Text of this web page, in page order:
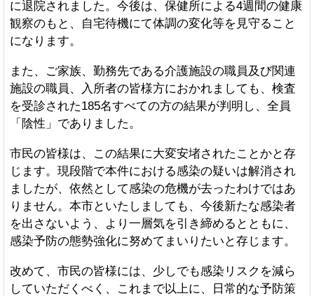
に退院されました。今後は、保健所による4週間の健康
観察のもと、自宅待機にて体調の変化等を見守ること
になります。
また、ご家族、勤務先である介護施設の職員及び関連
施設の職員、入所者の皆様方におかれましても、検査
を受診された185名すべての方の結果が判明し、全員
「陰性」でありました。
市民の皆様は、この結果に大変安堵されたことかと存
じます。現段階で本件における感染の疑いは解消され
ましたが、依然として感染の危機が去ったわけではあ
りません。本市といたしましても、今後新たな感染者
を出さないよう、より一層気を引き締めるとともに、
感染予防の態勢強化に努めてまいりたいと存じます。
改めて、市民の皆様には、少しでも感染リスクを減ら
していただくべく、これまで以上に、日常的な予防策